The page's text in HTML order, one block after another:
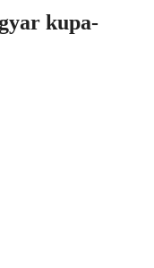
kupa-